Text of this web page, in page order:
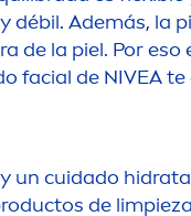
Además, la
de la piel. Por
facial de NIVEAte
un cuidado
de limpieza